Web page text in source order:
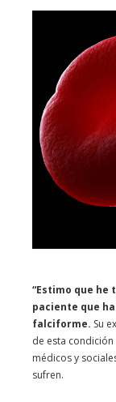
“Estimo que he
paciente que
falciforme. Su
de esta
médicos y
sufren.